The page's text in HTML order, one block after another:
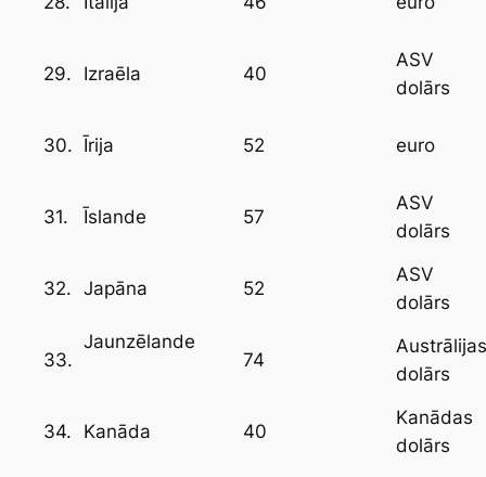
29. Izraēla 40
ASV
dolārs
30. Īrija 52 euro
31. Īslande 57
ASV
dolārs
32. Japāna 52
ASV
dolārs
33.
Jaunzēlande
74
Austrālijas
dolārs
34. Kanāda 40
Kanādas
dolārs